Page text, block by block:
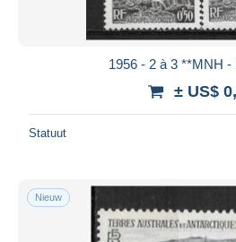
1956 - 2 à 3 **MNH -
± US$
Statuut
Nieuw